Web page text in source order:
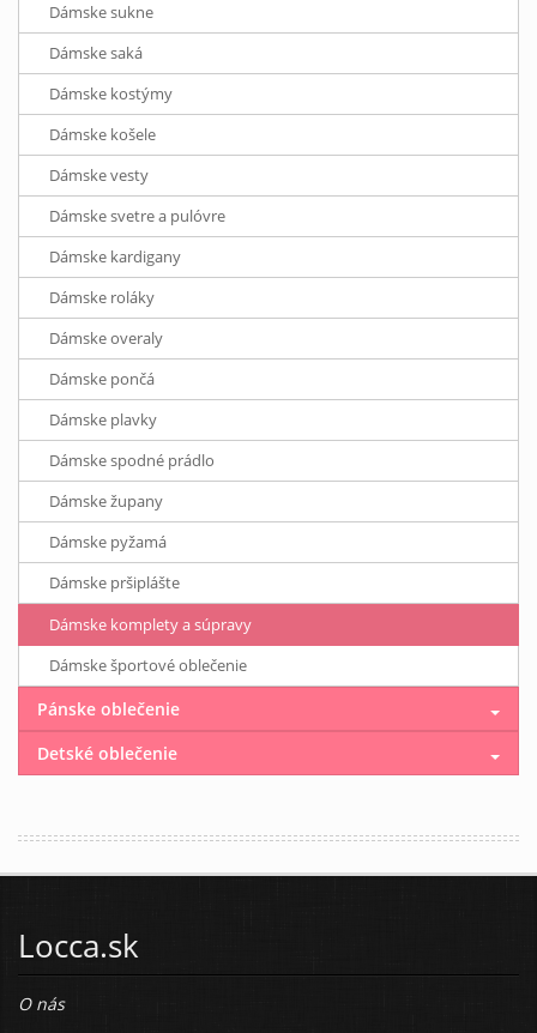
Dámske sukne
Dámske saká
Dámske kostýmy
Dámske košele
Dámske vesty
Dámske svetre a pulóvre
Dámske kardigany
Dámske roláky
Dámske overaly
Dámske pončá
Dámske plavky
Dámske spodné prádlo
Dámske župany
Dámske pyžamá
Dámske pršiplášte
Dámske komplety a súpravy
Dámske športové oblečenie
Pánske oblečenie
Detské oblečenie
Locca.sk
O nás